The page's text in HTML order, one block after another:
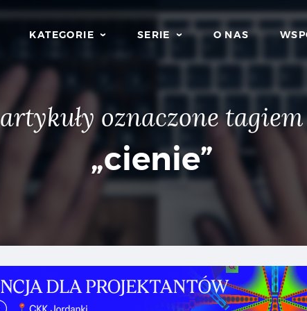
KATEGORIE SERIE O NAS
artykuły oznaczone tagiem
„cienie”